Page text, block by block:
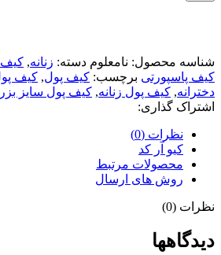
شناسه محصول: نامعلوم دسته: زنانه, کیف
کیف پاسپورتی برچسب: کیف پول, کیف
دخترانه, کیف پول زنانه, کیف پول سایز
اشتراک گذاری:
نظرات (0)
کیو آر کد
محصولات مرتبط
روش های ارسال
نظرات (0)
دیدگاهها